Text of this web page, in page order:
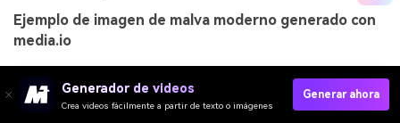
Ejemplo de imagen de malva moderno generado con
media.io
Generador de videos
Crea videos fácilmente a partir de texto o imágenes
Generar ahora